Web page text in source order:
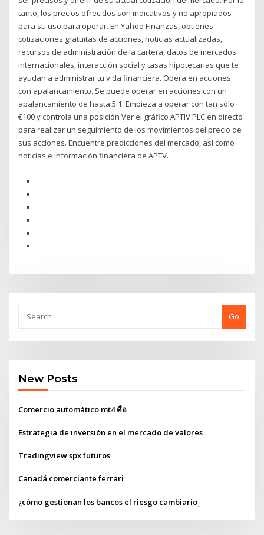
tanto, los precios ofrecidos son indicativos y no apropiados
para su uso para operar. En Yahoo Finanzas, obtienes
cotizaciones gratuitas de acciones, noticias actualizadas,
recursos de administración de la cartera, datos de mercados
internacionales, interacción social y tasas hipotecarias que te
ayudan a administrar tu vida financiera. Opera en acciones
con apalancamiento. Se puede operar en acciones con un
apalancamiento de hasta 5:1. Empieza a operar con tan sólo
€100 y controla una posición Ver el gráfico APTIV PLC en directo
para realizar un seguimiento de los movimientos del precio de
sus acciones. Encuentre predicciones del mercado, así como
noticias e información financiera de APTV.
Go
New Posts
Comercio automático mt4 คือ
Estrategia de inversión en el mercado de valores
Tradingview spx futuros
Canadá comerciante ferrari
¿cómo gestionan los bancos el riesgo cambiario_